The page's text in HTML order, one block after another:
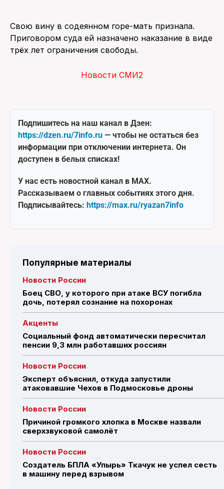
Свою вину в содеянном горе-мать признала.
Приговором суда ей назначено наказание в виде
трёх лет ограничения свободы.
Новости СМИ2
Подпишитесь на наш канал в Дзен:
https://dzen.ru/7info.ru — чтобы не остаться без
информации при отключении интернета. Он
доступен в белых списках!
У нас есть новостной канал в MAX.
Рассказываем о главных событиях этого дня.
Подписывайтесь: https://max.ru/ryazan7info
Популярные материалы
Новости России
Боец СВО, у которого при атаке ВСУ погибла
дочь, потерял сознание на похоронах
Акценты
Социальный фонд автоматически пересчитал
пенсии 9,3 млн работавших россиян
Новости России
Эксперт объяснил, откуда запустили
атаковавшие Чехов в Подмосковье дроны
Новости России
Причиной громкого хлопка в Москве назвали
сверхзвуковой самолёт
Новости России
Создатель БПЛА «Упырь» Ткачук не успел сесть
в машину перед взрывом